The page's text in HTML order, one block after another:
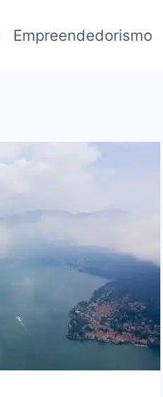
Empreendedorismo